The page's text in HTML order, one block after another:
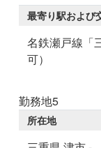
最寄り駅および
名鉄瀬戸線「
可）
勤務地5
所在地